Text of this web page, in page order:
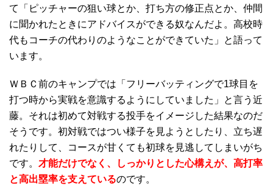
て「ピッチャーの狙い球とか、打ち方の修正点とか、仲間
に聞かれたときにアドバイスができる奴なんだよ。高校時
代もコーチの代わりのようなことができていた」と語って
います。
ＷＢＣ前のキャンプでは「フリーバッティングで1球目を
打つ時から実戦を意識するようにしていました」と言う近
藤。それは初めて対戦する投手をイメージした結果なのだ
そうです。初対戦ではつい様子を見ようとしたり、立ち遅
れたりして、コースが甘くても初球を見逃してしまいがち
です。 才能だけでなく、しっかりとした心構えが、高打率
と高出塁率を支えているのです。